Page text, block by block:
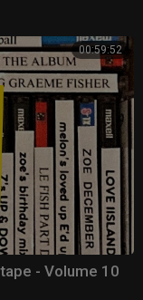
00:59:52
- Volume 10